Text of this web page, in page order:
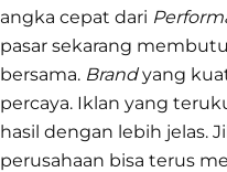
angka cepat dari
pasar sekarang
bersama. Brandyang
percaya. Iklan yang
hasil dengan lebih jelas.
perusahaan bisa terus